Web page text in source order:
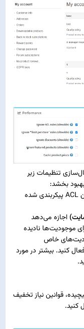
تنظیمات زیر
بخشد:
ACLپیکربندی شده
اجازه می‌دهد
موجودیت‌ها نادیده
خاص
کنید. بیشتر در مورد
قوانین نیاز تخفیف
کنید.